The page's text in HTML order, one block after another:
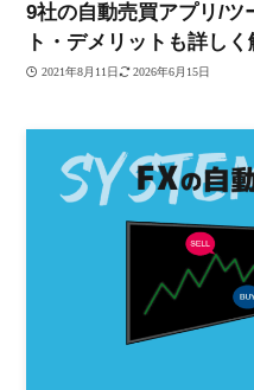
9社の自動売買アプリ/ツ
ト・デメリットも詳しく
2021年8月11日 2026年6月15日